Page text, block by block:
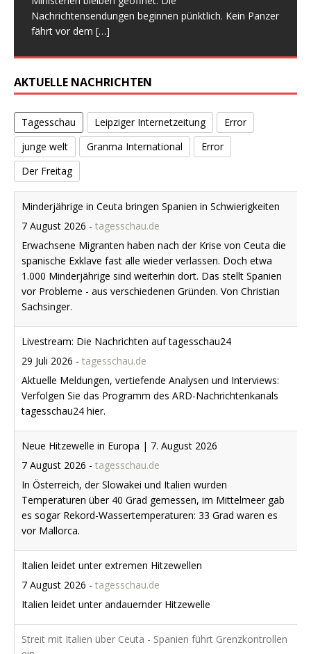
Nachrichtensendungen beginnen pünktlich. Kein Panzer
fährt vor dem […]
mit unseren Fahrrädern auf dem Kunstmarkt[…]
Kabinettsbeschlüssen und Sonntagsreden[…]
Sozialstaat, Demokratie und Solidarität bleibt Der 1.
Mai 2026 hätte ein Einschnitt sein können. Er hätte der
[…]
Eindruck mit brutaler Klarheit auf: Viele Familien
zerbrechen heute nicht am offenen Streit, sondern an
einer geschniegelt
AKTUELLE NACHRICHTEN
Tagesschau Leipziger Internetzeitung
Error
junge welt
Granma International
Error
Der Freitag
Minderjährige in Ceuta bringen Spanien in Schwierigkeiten
7 August 2026 - tagesschau.de
Erwachsene Migranten haben nach der Krise von Ceuta die
spanische Exklave fast alle wieder verlassen. Doch etwa
1.000 Minderjährige sind weiterhin dort. Das stellt Spanien
vor Probleme - aus verschiedenen Gründen. Von Christian
Sachsinger.
Livestream: Die Nachrichten auf tagesschau24
29 Juli 2026 - tagesschau.de
Aktuelle Meldungen, vertiefende Analysen und Interviews:
Verfolgen Sie das Programm des ARD-Nachrichtenkanals
tagesschau24 hier.
Neue Hitzewelle in Europa | 7. August 2026
7 August 2026 - tagesschau.de
In Österreich, der Slowakei und Italien wurden
Temperaturen über 40 Grad gemessen, im Mittelmeer gab
es sogar Rekord-Wassertemperaturen: 33 Grad waren es
vor Mallorca.
Italien leidet unter extremen Hitzewellen
7 August 2026 - tagesschau.de
Italien leidet unter andauernder Hitzewelle
Streit mit Italien über Ceuta - Spanien führt Grenzkontrollen